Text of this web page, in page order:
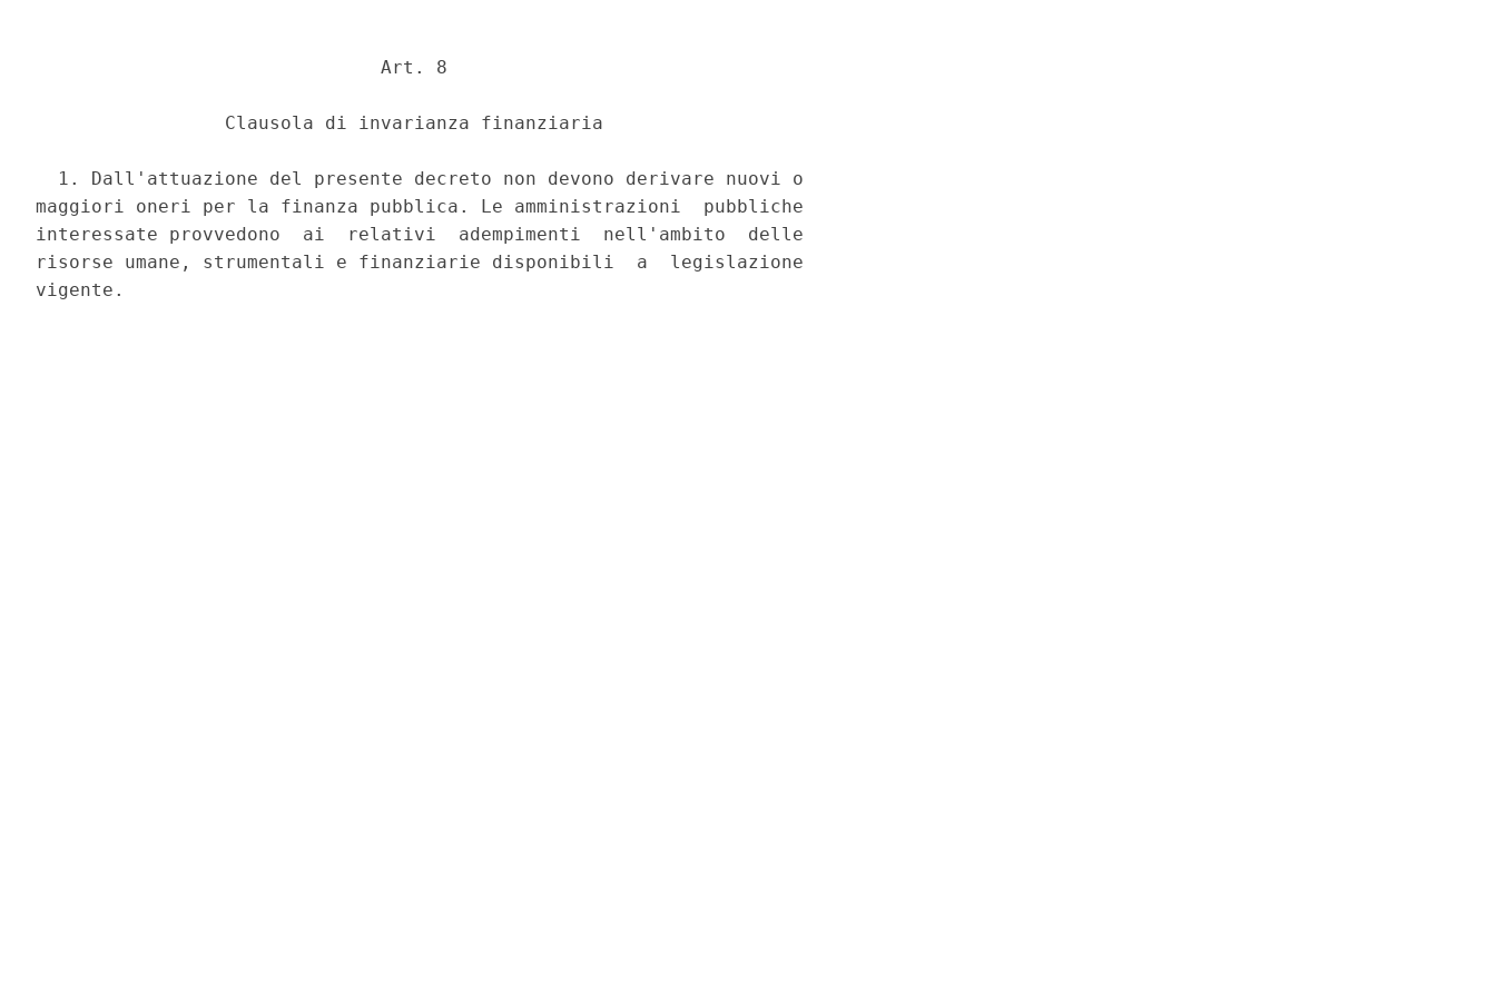
                               Art. 8
                 Clausola di invarianza finanziaria
  1. Dall'attuazione del presente decreto non devono derivare nuovi o
maggiori oneri per la finanza pubblica. Le amministrazioni  pubbliche
interessate provvedono  ai  relativi  adempimenti  nell'ambito  delle
risorse umane, strumentali e finanziarie disponibili  a  legislazione